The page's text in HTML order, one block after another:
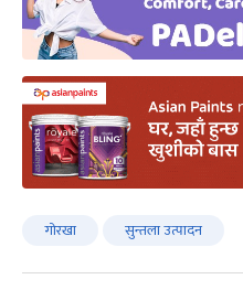
गोरखा सुन्तला उत्पादन